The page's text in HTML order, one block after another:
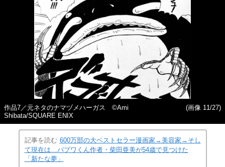
作品7／元ネタのナマヅメハーガス ©Ami
Shibata/SQUARE ENIX
(画像 11/27)
記事を読む 600万部の大ベストセラー漫画家→美容家→そし
て現在は…パプワくん作者・柴田亜美が54歳で見つけた
「新たな夢」